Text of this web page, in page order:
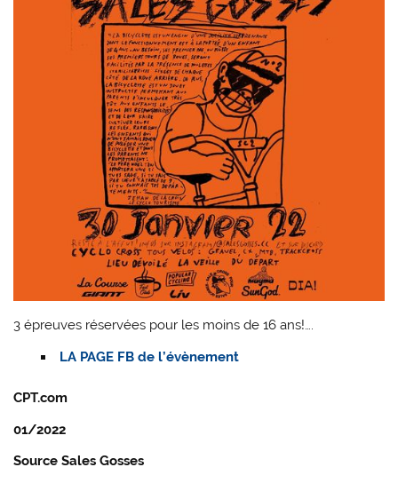
3 épreuves réservées pour les moins de 16 ans!….
LA PAGE FB de l’évènement
CPT.com
01/2022
Source Sales Gosses